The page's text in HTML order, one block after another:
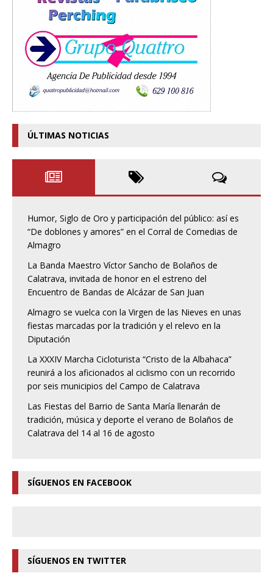
ÚLTIMAS NOTICIAS
Humor, Siglo de Oro y participación del público: así es
“De doblones y amores” en el Corral de Comedias de
Almagro
La Banda Maestro Víctor Sancho de Bolaños de
Calatrava, invitada de honor en el estreno del
Encuentro de Bandas de Alcázar de San Juan
Almagro se vuelca con la Virgen de las Nieves en unas
fiestas marcadas por la tradición y el relevo en la
Diputación
La XXXIV Marcha Cicloturista “Cristo de la Albahaca”
reunirá a los aficionados al ciclismo con un recorrido
por seis municipios del Campo de Calatrava
Las Fiestas del Barrio de Santa María llenarán de
tradición, música y deporte el verano de Bolaños de
Calatrava del 14 al 16 de agosto
SÍGUENOS EN FACEBOOK
SÍGUENOS EN TWITTER